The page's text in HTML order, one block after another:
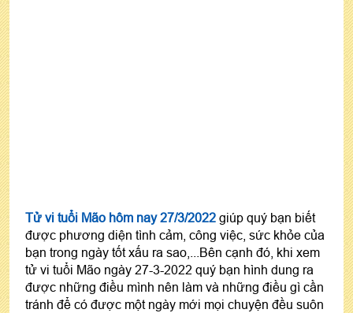
Tử vi tuổi Mão hôm nay 27/3/2022 giúp quý bạn biết
được phương diện tình cảm, công việc, sức khỏe của
bạn trong ngày tốt xấu ra sao,...Bên cạnh đó, khi xem
tử vi tuổi Mão ngày 27-3-2022 quý bạn hình dung ra
được những điều mình nên làm và những điều gì cần
tránh để có được một ngày mới mọi chuyện đều suôn